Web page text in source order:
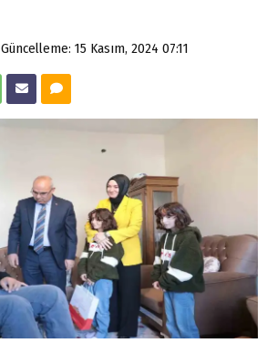
Güncelleme: 15 Kasım, 2024 07:11